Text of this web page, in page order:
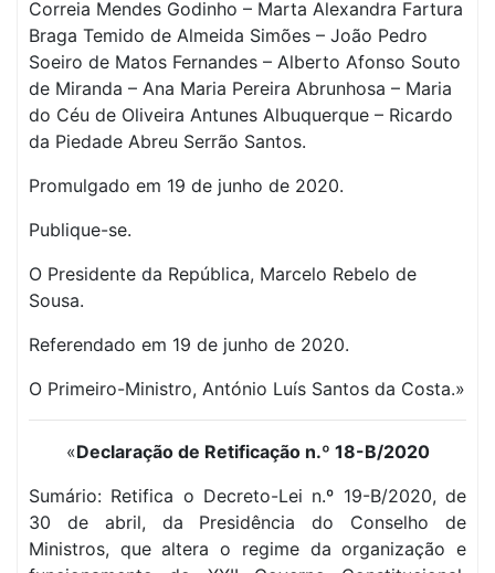
Correia Mendes Godinho – Marta Alexandra Fartura
Braga Temido de Almeida Simões – João Pedro
Soeiro de Matos Fernandes – Alberto Afonso Souto
de Miranda – Ana Maria Pereira Abrunhosa – Maria
do Céu de Oliveira Antunes Albuquerque – Ricardo
da Piedade Abreu Serrão Santos.
Promulgado em 19 de junho de 2020.
Publique-se.
O Presidente da República, Marcelo Rebelo de
Sousa.
Referendado em 19 de junho de 2020.
O Primeiro-Ministro, António Luís Santos da Costa.»
«Declaração de Retificação n.º 18-B/2020
Sumário: Retifica o Decreto-Lei n.º 19-B/2020, de
30 de abril, da Presidência do Conselho de
Ministros, que altera o regime da organização e